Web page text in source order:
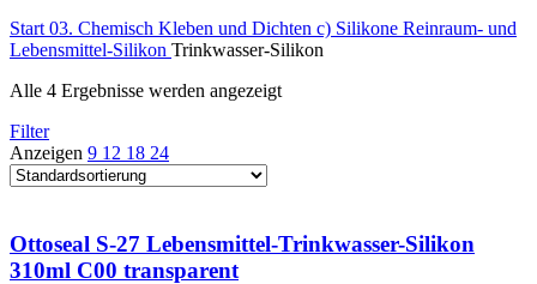
Start 03. Chemisch Kleben und Dichten c) Silikone Reinraum- und
Lebensmittel-Silikon Trinkwasser-Silikon
Alle 4 Ergebnisse werden angezeigt
Filter
Anzeigen 9 12 18 24
Ottoseal S-27 Lebensmittel-Trinkwasser-Silikon
310ml C00 transparent